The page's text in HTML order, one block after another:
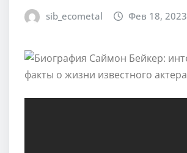
sib_ecometal Фев 18, 2023